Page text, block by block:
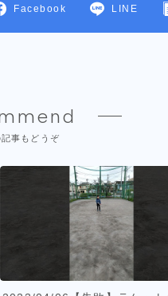
Facebook LINE
事もどうぞ